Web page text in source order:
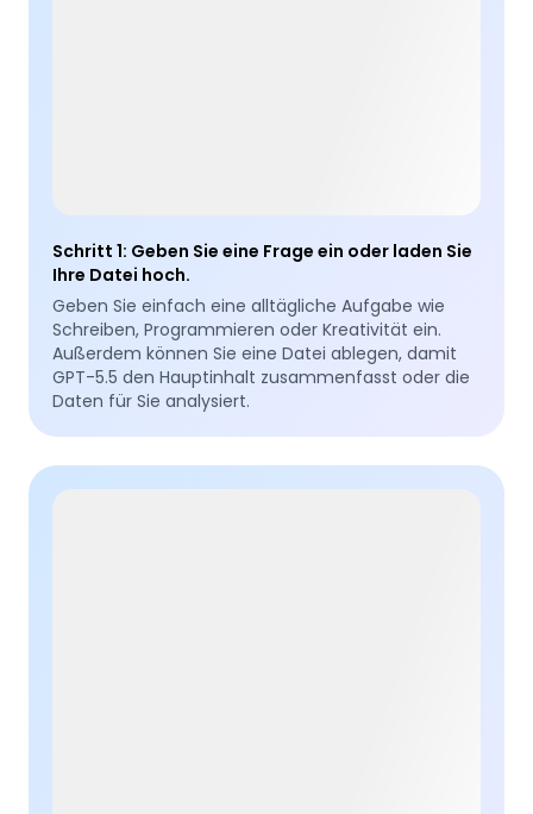
Schritt 1: Geben Sie eine Frage ein oder laden Sie
Ihre Datei hoch.
Geben Sie einfach eine alltägliche Aufgabe wie
Schreiben, Programmieren oder Kreativität ein.
Außerdem können Sie eine Datei ablegen, damit
GPT-5.5 den Hauptinhalt zusammenfasst oder die
Daten für Sie analysiert.